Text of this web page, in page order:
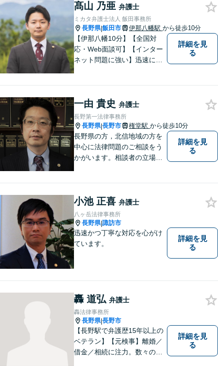
であることを心がけ、誠実
に、そして丁寧に対応してい
きます。
髙山 乃亜 弁護士
ミカタ弁護士法人 飯田事務所
長野県|飯田市 伊那八幡駅 から徒歩10分
【伊那八幡10分】【全国対
応・Web面談可】【インター
ネット問題に強い】迅速に対
のようなことでも、お気軽に
ご相談ください。
詳細を見
る
一由 貴史 弁護士
長野第一法律事務所
長野県|長野市 権堂駅 から徒歩10分
長野県の方，北信地域の方を
中心に法律問題のご相談をう
かがいます。相談者の立場を
詳細を見
る
小池 正喜 弁護士
八ヶ岳法律事務所
長野県|諏訪市
迅速かつ丁寧な対応を心がけ
ています。
詳細を見
る
轟 道弘 弁護士
轟法律事務所
長野県|長野市
【長野駅で弁護歴15年以上の
ベテラン】【元検事】離婚／
借金／相続に注力。数々の実
詳細を見
る